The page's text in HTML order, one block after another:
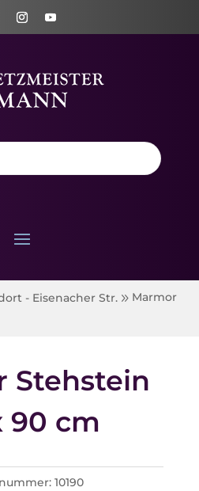
- Eisenacher Str.
Marmor
Stehstein
90 cm
10190